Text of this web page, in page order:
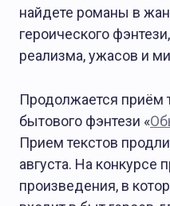
найдете романы в
героического
реализма, ужасов и
Продолжается приём
бытового фэнтези «
Прием текстов
августа. На конкурсе
произведения, в